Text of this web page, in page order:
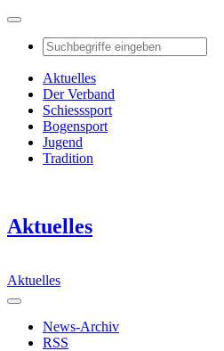
Aktuelles
Der Verband
Schiesssport
Bogensport
Jugend
Tradition
Aktuelles
Aktuelles
News-Archiv
RSS